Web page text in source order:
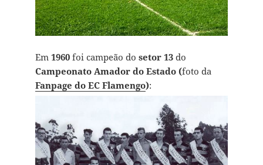
Em 1960foi campeão do setor 13do
Campeonato Amador do Estado (foto da
Fanpage do EC Flamengo):